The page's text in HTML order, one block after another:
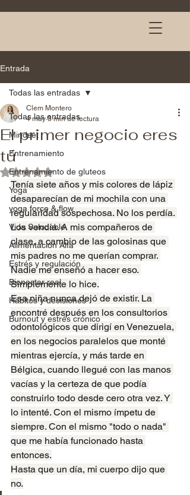
Entrada
Todas las entradas
Mindset
Entrenamiento
Entrenamiento de gluteos
Yoga
yoga force & flow
Vida Saludable
Alimentación Alfa
Estrés y regulación
Bienestar real
Hábitos y decisiones
Burnout y estrés crónico
Todas las entradas
El primer negocio eres
tú
Clem Montero
4 may 3 min de lectura
Obtuvo NaN de 5 estrellas.
Tenía siete años y mis colores de lápiz
desaparecían de mi mochila con una
regularidad sospechosa. No los perdía.
Los vendía. A mis compañeros de
clase, a cambio de las golosinas que
mis padres no me querían comprar.
Nadie me enseñó a hacer eso.
Simplemente lo hice.
Esa niña nunca dejó de existir. La
encontré después en los consultorios
odontológicos que dirigí en Venezuela,
en los negocios paralelos que monté
mientras ejercía, y más tarde en
Bélgica, cuando llegué con las manos
vacías y la certeza de que podía
construirlo todo desde cero otra vez. Y
lo intenté. Con el mismo ímpetu de
siempre. Con el mismo "todo o nada"
que me había funcionado hasta
entonces.
Hasta que un día, mi cuerpo dijo que
no.